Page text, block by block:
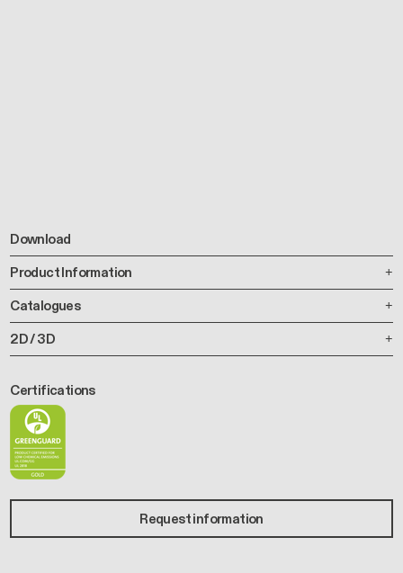
Download
Product Information
Catalogues
2D / 3D
Certifications
Request information